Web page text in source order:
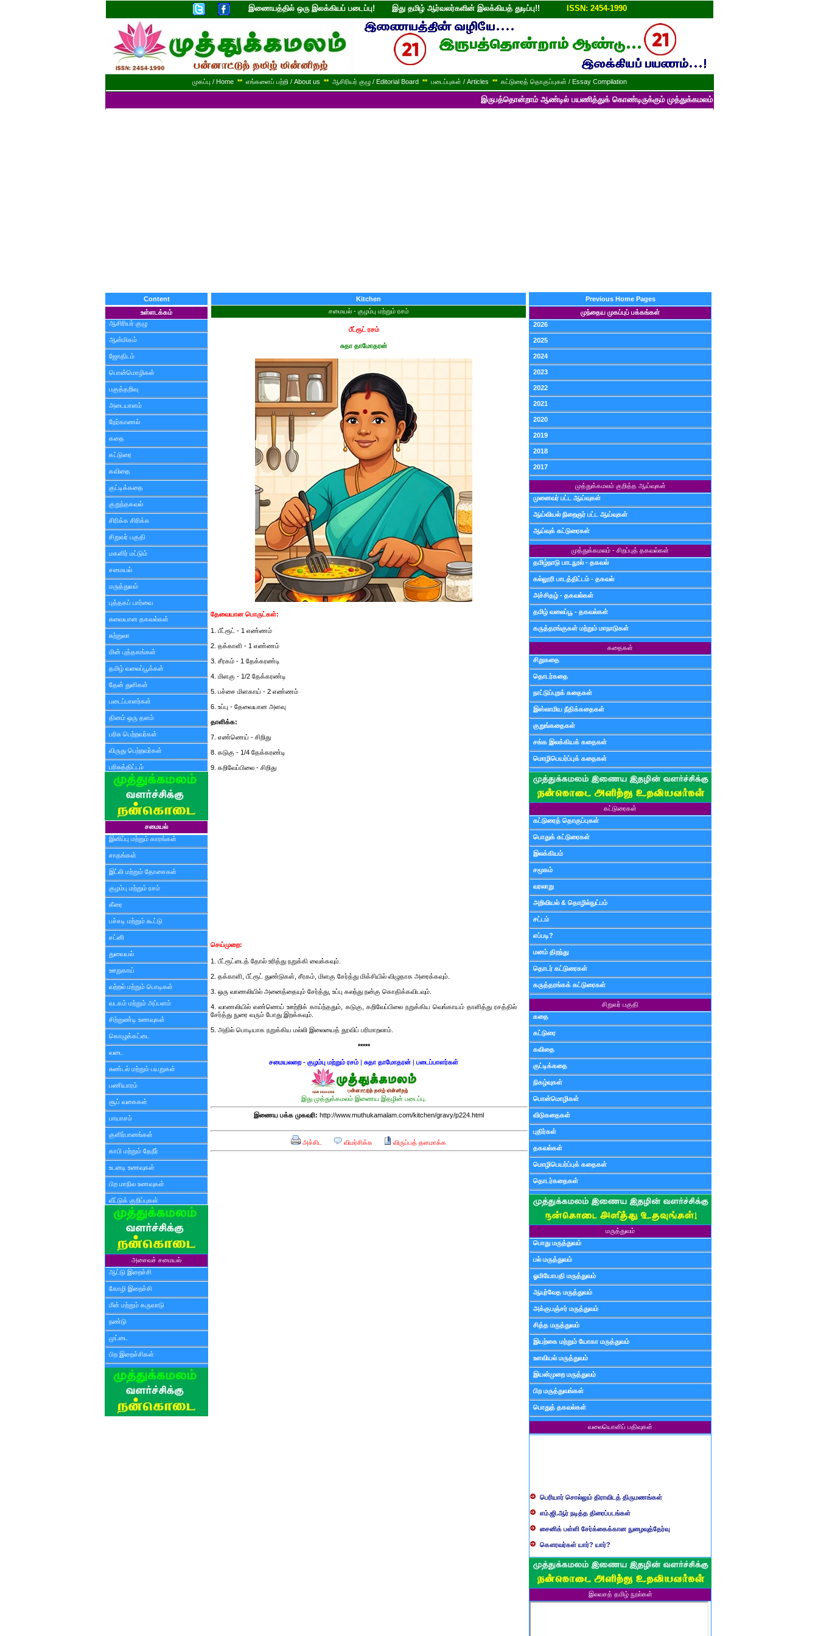
இணையத்தில் ஒரு இலக்கியப் படைப்பு! இது தமிழ் ஆர்வலர்களின் இலக்கியத் துடிப்பு!! ISSN: 2454-1990
முகப்பு / Home ** எங்களைப் பற்றி / About us ** ஆசிரியர் குழு / Editorial Board ** படைப்புகள் / Articles ** கட்டுரைத் தொகுப்புகள் / Essay Compilation
இருபத்தொன்றாம் ஆண்டில் பயணித்துக் கொண்டிருக்கும் முத்துக்கமலம் பன்னாட்டுத் தமிழ் மின்னிதழின்
Content
உள்ளடக்கம்
ஆசிரியர் குழு
ஆன்மிகம்
ஜோதிடம்
பொன்மொழிகள்
பகுத்தறிவு
அடையாளம்
நேர்காணல்
கதை
கட்டுரை
கவிதை
குட்டிக்கதை
குறுந்தகவல்
சிரிக்க சிரிக்க
சிறுவர் பகுதி
மகளிர் மட்டும்
சமையல்
மருத்துவம்
புத்தகப் பார்வை
சுவையான தகவல்கள்
சுற்றுலா
மின் புத்தகங்கள்
தமிழ் வலைப்பூக்கள்
தேன் துளிகள்
படைப்பாளர்கள்
தினம் ஒரு தளம்
பரிசு பெற்றவர்கள்
விருது பெற்றவர்கள்
பரிசுத்திட்டம்
சமையல்
இனிப்பு மற்றும் காரங்கள்
சாதங்கள்
இட்லி மற்றும் தோசைகள்
குழம்பு மற்றும் ரசம்
கீரை
பச்சடி மற்றும் கூட்டு
சட்னி
துவையல்
ஊறுகாய்
வற்றல் மற்றும் பொடிகள்
வடகம் மற்றும் அப்பளம்
சிற்றுண்டி உணவுகள்
கொழுக்கட்டை
வடை
சுண்டல் மற்றும் பயறுகள்
பணியாரம்
சூப் வகைகள்
பாயாசம்
குளிர்பானங்கள்
காபி மற்றும் தேநீர்
உடனடி உணவுகள்
பிற மாநில உணவுகள்
வீட்டுக் குறிப்புகள்
அசைவச் சமையல்
ஆட்டு இறைச்சி
கோழி இறைச்சி
மீன் மற்றும் கருவாடு
நண்டு
முட்டை
பிற இறைச்சிகள்
Kitchen
சமையல் - குழம்பு மற்றும் ரசம்
பீட்ரூட் ரசம்
சுதா தாமோதரன்
தேவையான பொருட்கள்:
1. பீட்ரூட் - 1 எண்ணம்
2. தக்காளி - 1 எண்ணம்
3. சீரகம் - 1 தேக்கரண்டி
4. மிளகு - 1/2 தேக்கரண்டி
5. பச்சை மிளகாய் - 2 எண்ணம்
6. உப்பு - தேவையான அளவு
தாளிக்க:
7. எண்ணெய் - சிறிது
8. கடுகு - 1/4 தேக்கரண்டி
9. கறிவேப்பிலை - சிறிது
செய்முறை:
1. பீட்ரூட்டைத் தோல் உரித்து நறுக்கி வைக்கவும்.
2. தக்காளி, பீட்ரூட் துண்டுகள், சீரகம், மிளகு சேர்த்து மிக்சியில் விழுதாக அரைக்கவும்.
3. ஒரு வாணலியில் அனைத்தையும் சேர்த்து, உப்பு கலந்து நன்கு கொதிக்கவிடவும்.
4. வாணலியில் எண்ணெய் ஊற்றிக் காய்ந்ததும், கடுகு, கறிவேப்பிலை நறுக்கிய வெங்காயம் தாளித்து ரசத்தில்
சேர்த்து நுரை வரும் போது இறக்கவும்.
5. அதில் பொடியாக நறுக்கிய மல்லி இலையைத் தூவிப் பரிமாறலாம்.
*****
சமையலறை - குழம்பு மற்றும் ரசம் | சுதா தாமோதரன்| படைப்பாளர்கள்
இது முத்துக்கமலம் இணைய இதழின் படைப்பு.
இணைய பக்க முகவரி: http://www.muthukamalam.com/kitchen/gravy/p224.html
அச்சிட விமர்சிக்க விருப்பத் தளமாக்க
Previous Home Pages
முந்தைய முகப்புப் பக்கங்கள்
2026
2025
2024
2023
2022
2021
2020
2019
2018
2017
முத்துக்கமலம் குறித்த ஆய்வுகள்
முனைவர் பட்ட ஆய்வுகள்
ஆய்வியல் நிறைஞர் பட்ட ஆய்வுகள்
ஆய்வுக் கட்டுரைகள்
முத்துக்கமலம் - சிறப்புத் தகவல்கள்
தமிழ்நாடு பாடநூல் - தகவல்
கல்லூரி பாடத்திட்டம் - தகவல்
அச்சிதழ் - தகவல்கள்
தமிழ் வலைப்பூ - தகவல்கள்
கருத்தரங்குகள் மற்றும் மாநாடுகள்
கதைகள்
சிறுகதை
தொடர்கதை
நாட்டுப்புறக் கதைகள்
இஸ்லாமிய நீதிக்கதைகள்
குறுங்கதைகள்
சங்க இலக்கியக் கதைகள்
மொழிபெயர்ப்புக் கதைகள்
கட்டுரைகள்
கட்டுரைத் தொகுப்புகள்
பொதுக் கட்டுரைகள்
இலக்கியம்
சமூகம்
வரலாறு
அறிவியல் & தொழில்நுட்பம்
சட்டம்
எப்படி?
மனம் திறந்து
தொடர் கட்டுரைகள்
கருத்தரங்கக் கட்டுரைகள்
சிறுவர் பகுதி
கதை
கட்டுரை
கவிதை
குட்டிக்கதை
நிகழ்வுகள்
பொன்மொழிகள்
விடுகதைகள்
புதிர்கள்
தகவல்கள்
மொழிபெயர்ப்புக் கதைகள்
தொடர்கதைகள்
மருத்துவம்
பொது மருத்துவம்
பல் மருத்துவம்
ஓமியோபதி மருத்துவம்
ஆயுர்வேத மருத்துவம்
அக்குபஞ்சர் மருத்துவம்
சித்த மருத்துவம்
இயற்கை மற்றும் யோகா மருத்துவம்
உளவியல் மருத்துவம்
இயன்முறை மருத்துவம்
பிற மருத்துவங்கள்
பொதுத் தகவல்கள்
வலையொளிப் பதிவுகள்
எம்.ஜி.ஆர் நடித்த திரைப்படங்கள்
சைனிக் பள்ளி சேர்க்கைக்கான நுழைவுத்தேர்வு
கௌரவர்கள் யார்? யார்?
தமிழ் ஆண்டுப் பெயர்கள்
பிள்ளையார் சுழி வந்தது எப்படி?
வருவது போவது, வந்தால் போகாது, போனால் வராது...?
பண்டைய படைப் பெயர்கள்இலவசத் தமிழ் நூல்கள்